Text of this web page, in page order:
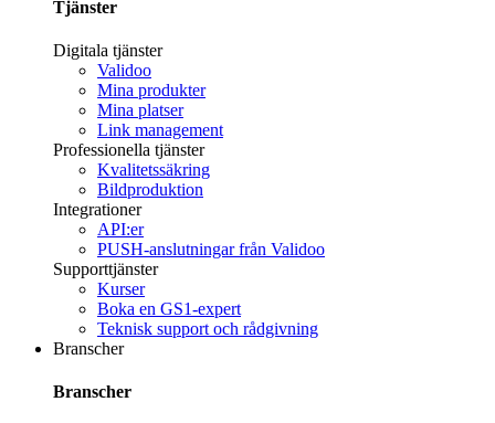
Tjänster
Digitala tjänster
Validoo
Mina produkter
Mina platser
Link management
Professionella tjänster
Kvalitetssäkring
Bildproduktion
Integrationer
API:er
PUSH-anslutningar från Validoo
Supporttjänster
Kurser
Boka en GS1-expert
Teknisk support och rådgivning
Branscher
Branscher